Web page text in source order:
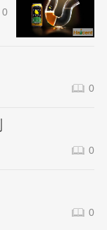
0
0
0
0